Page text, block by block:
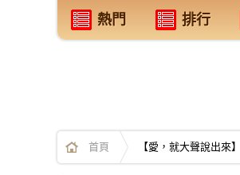
熱門 排行
首頁 【愛，就大聲說出來